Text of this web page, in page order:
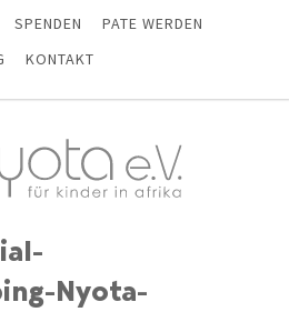
SPENDEN
PATE WERDEN
KONTAKT
Nyota-